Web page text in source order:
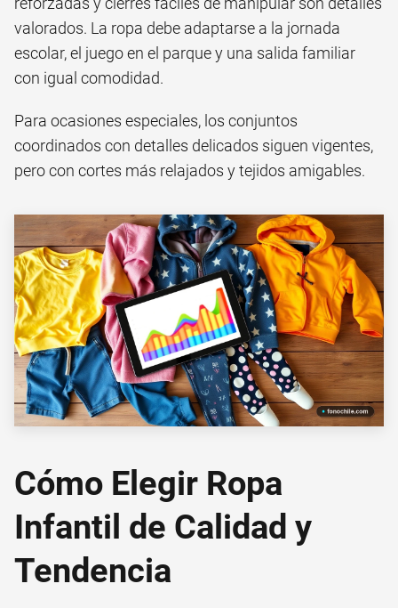
valorados. La ropa debe adaptarse a la jornada
escolar, el juego en el parque y una salida familiar
con igual comodidad.
Para ocasiones especiales, los conjuntos
coordinados con detalles delicados siguen vigentes,
pero con cortes más relajados y tejidos amigables.
Cómo Elegir Ropa
Infantil de Calidad y
Tendencia